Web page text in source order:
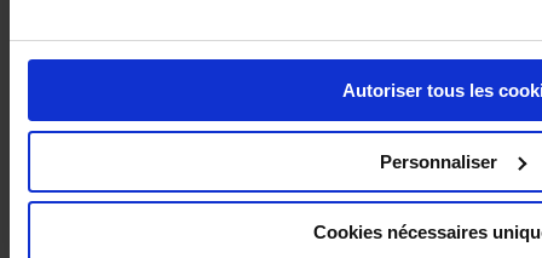
Autoriser tous les
Personnaliser
Cookies nécessaires